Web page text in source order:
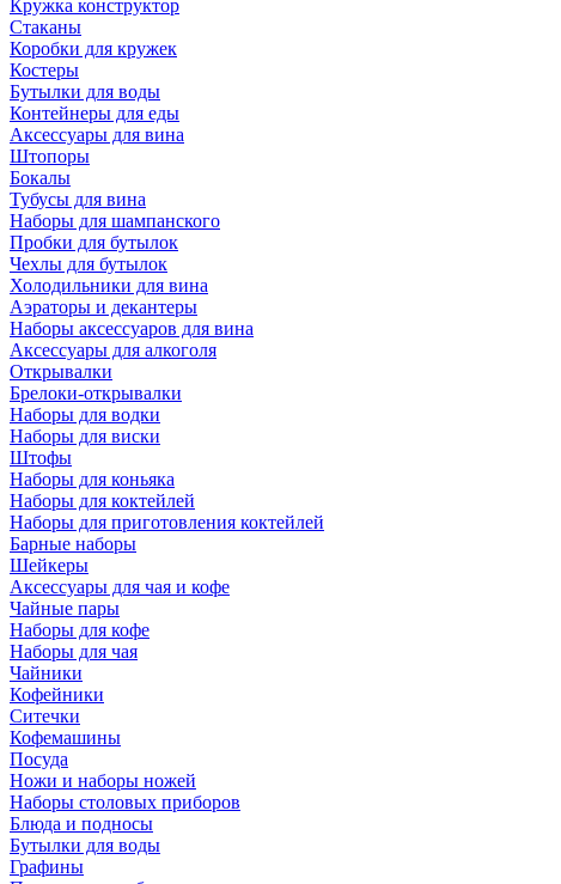
Кружка конструктор
Стаканы
Коробки для кружек
Костеры
Бутылки для воды
Контейнеры для еды
Аксессуары для вина
Штопоры
Бокалы
Тубусы для вина
Наборы для шампанского
Пробки для бутылок
Чехлы для бутылок
Холодильники для вина
Аэраторы и декантеры
Наборы аксессуаров для вина
Аксессуары для алкоголя
Открывалки
Брелоки-открывалки
Наборы для водки
Наборы для виски
Штофы
Наборы для коньяка
Наборы для коктейлей
Наборы для приготовления коктейлей
Барные наборы
Шейкеры
Аксессуары для чая и кофе
Чайные пары
Наборы для кофе
Наборы для чая
Чайники
Кофейники
Ситечки
Кофемашины
Посуда
Ножи и наборы ножей
Наборы столовых приборов
Блюда и подносы
Бутылки для воды
Графины